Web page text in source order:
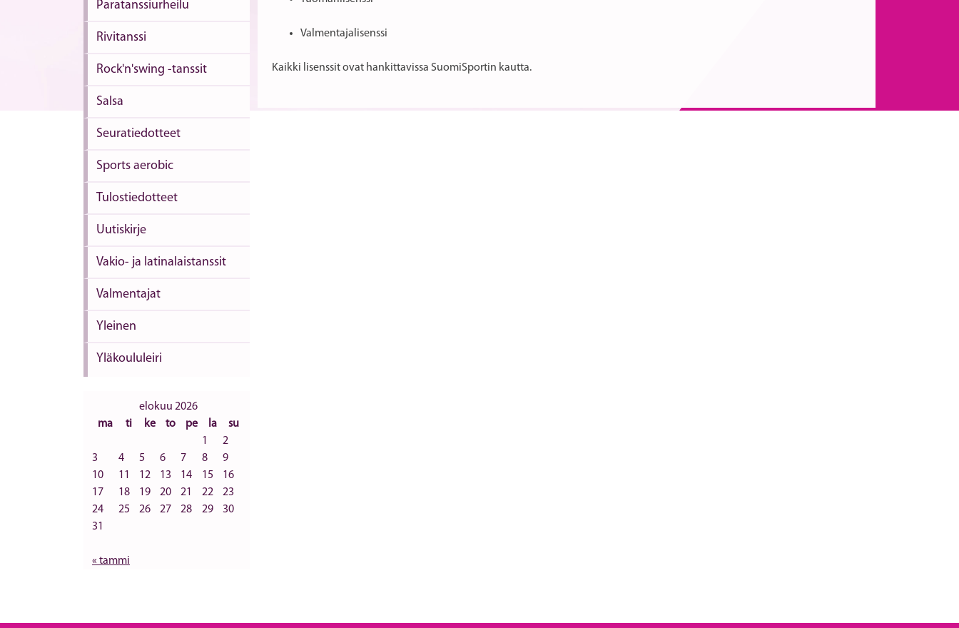
Paratanssiurheilu
Rivitanssi
Rock'n'swing -tanssit
Salsa
Seuratiedotteet
Sports aerobic
Tulostiedotteet
Uutiskirje
Vakio- ja latinalaistanssit
Valmentajat
Yleinen
Yläkoululeiri
elokuu 2026
ma
ti ke to pe la
su
1
2
3
4 5 6 7 8
9
10
11 12 13 14 15
16
17
18 19 20 21 22
23
24
25 26 27 28 29
30
31
« tammi
Valmentajalisenssi
Kaikki lisenssit ovat hankittavissa SuomiSportin kautta.